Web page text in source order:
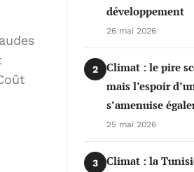
développement
26 mai 2026
2
Climat : le pire
mais l’espoir
s’amenuise
25 mai 2026
3
Climat : la